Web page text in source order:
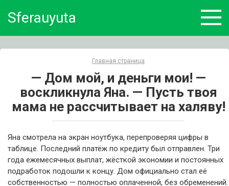
Sferauyuta
Главная страница
— Дом мой, и деньги мои! —
воскликнула Яна. — Пусть твоя
мама не рассчитывает на халяву!
Яна смотрела на экран ноутбука, перепроверяя цифры в
таблице. Последний платёж по кредиту был отправлен. Три
года ежемесячных выплат, жёсткой экономии и постоянных
подработок подошли к концу. Дом официально стал её
собственностью — полностью оплаченной, без обременений.